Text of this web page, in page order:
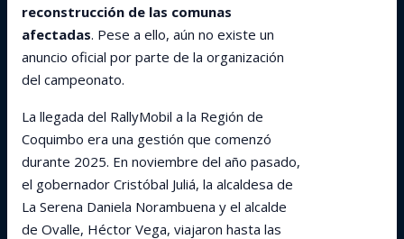
reconstrucción de las comunas
afectadas. Pese a ello, aún no existe un
anuncio oficial por parte de la organización
del campeonato.
La llegada del RallyMobil a la Región de
Coquimbo era una gestión que comenzó
durante 2025. En noviembre del año pasado,
el gobernador Cristóbal Juliá, la alcaldesa de
La Serena Daniela Norambuena y el alcalde
de Ovalle, Héctor Vega, viajaron hasta las